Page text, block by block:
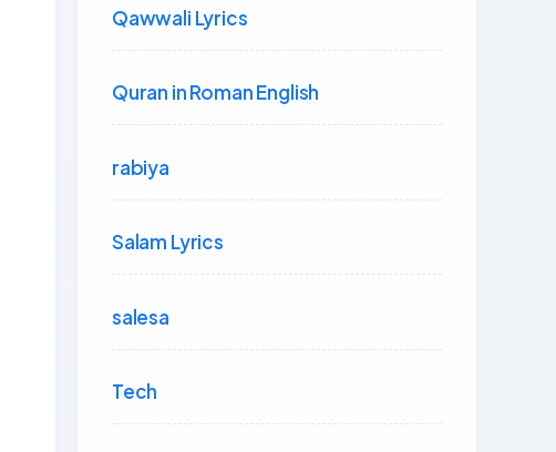
Qawwali Lyrics
Quran in Roman English
rabiya
Salam Lyrics
salesa
Tech